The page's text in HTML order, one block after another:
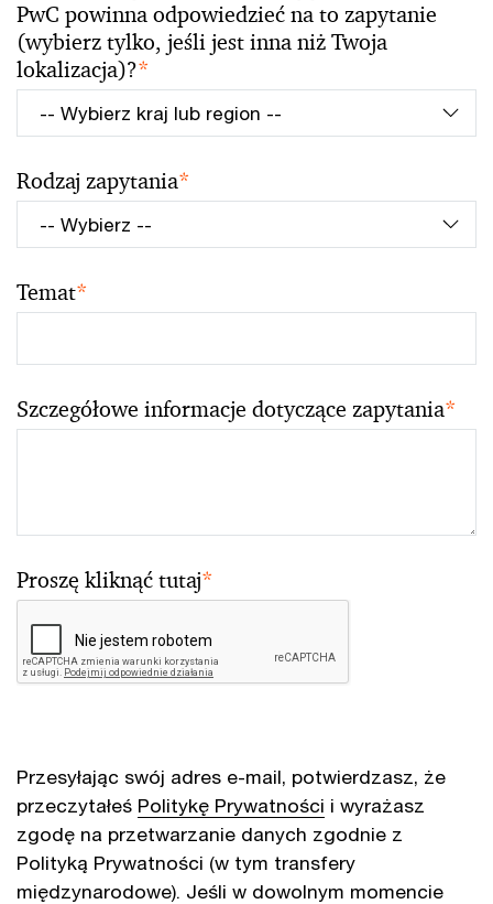
PwC powinna odpowiedzieć na to zapytanie
(wybierz tylko, jeśli jest inna niż Twoja
lokalizacja)?*
Rodzaj zapytania*
Temat*
Szczegółowe informacje dotyczące zapytania*
Proszę kliknąć tutaj*
Przesyłając swój adres e-mail, potwierdzasz, że
przeczytałeś Politykę Prywatności i wyrażasz
zgodę na przetwarzanie danych zgodnie z
Polityką Prywatności (w tym transfery
międzynarodowe). Jeśli w dowolnym momencie